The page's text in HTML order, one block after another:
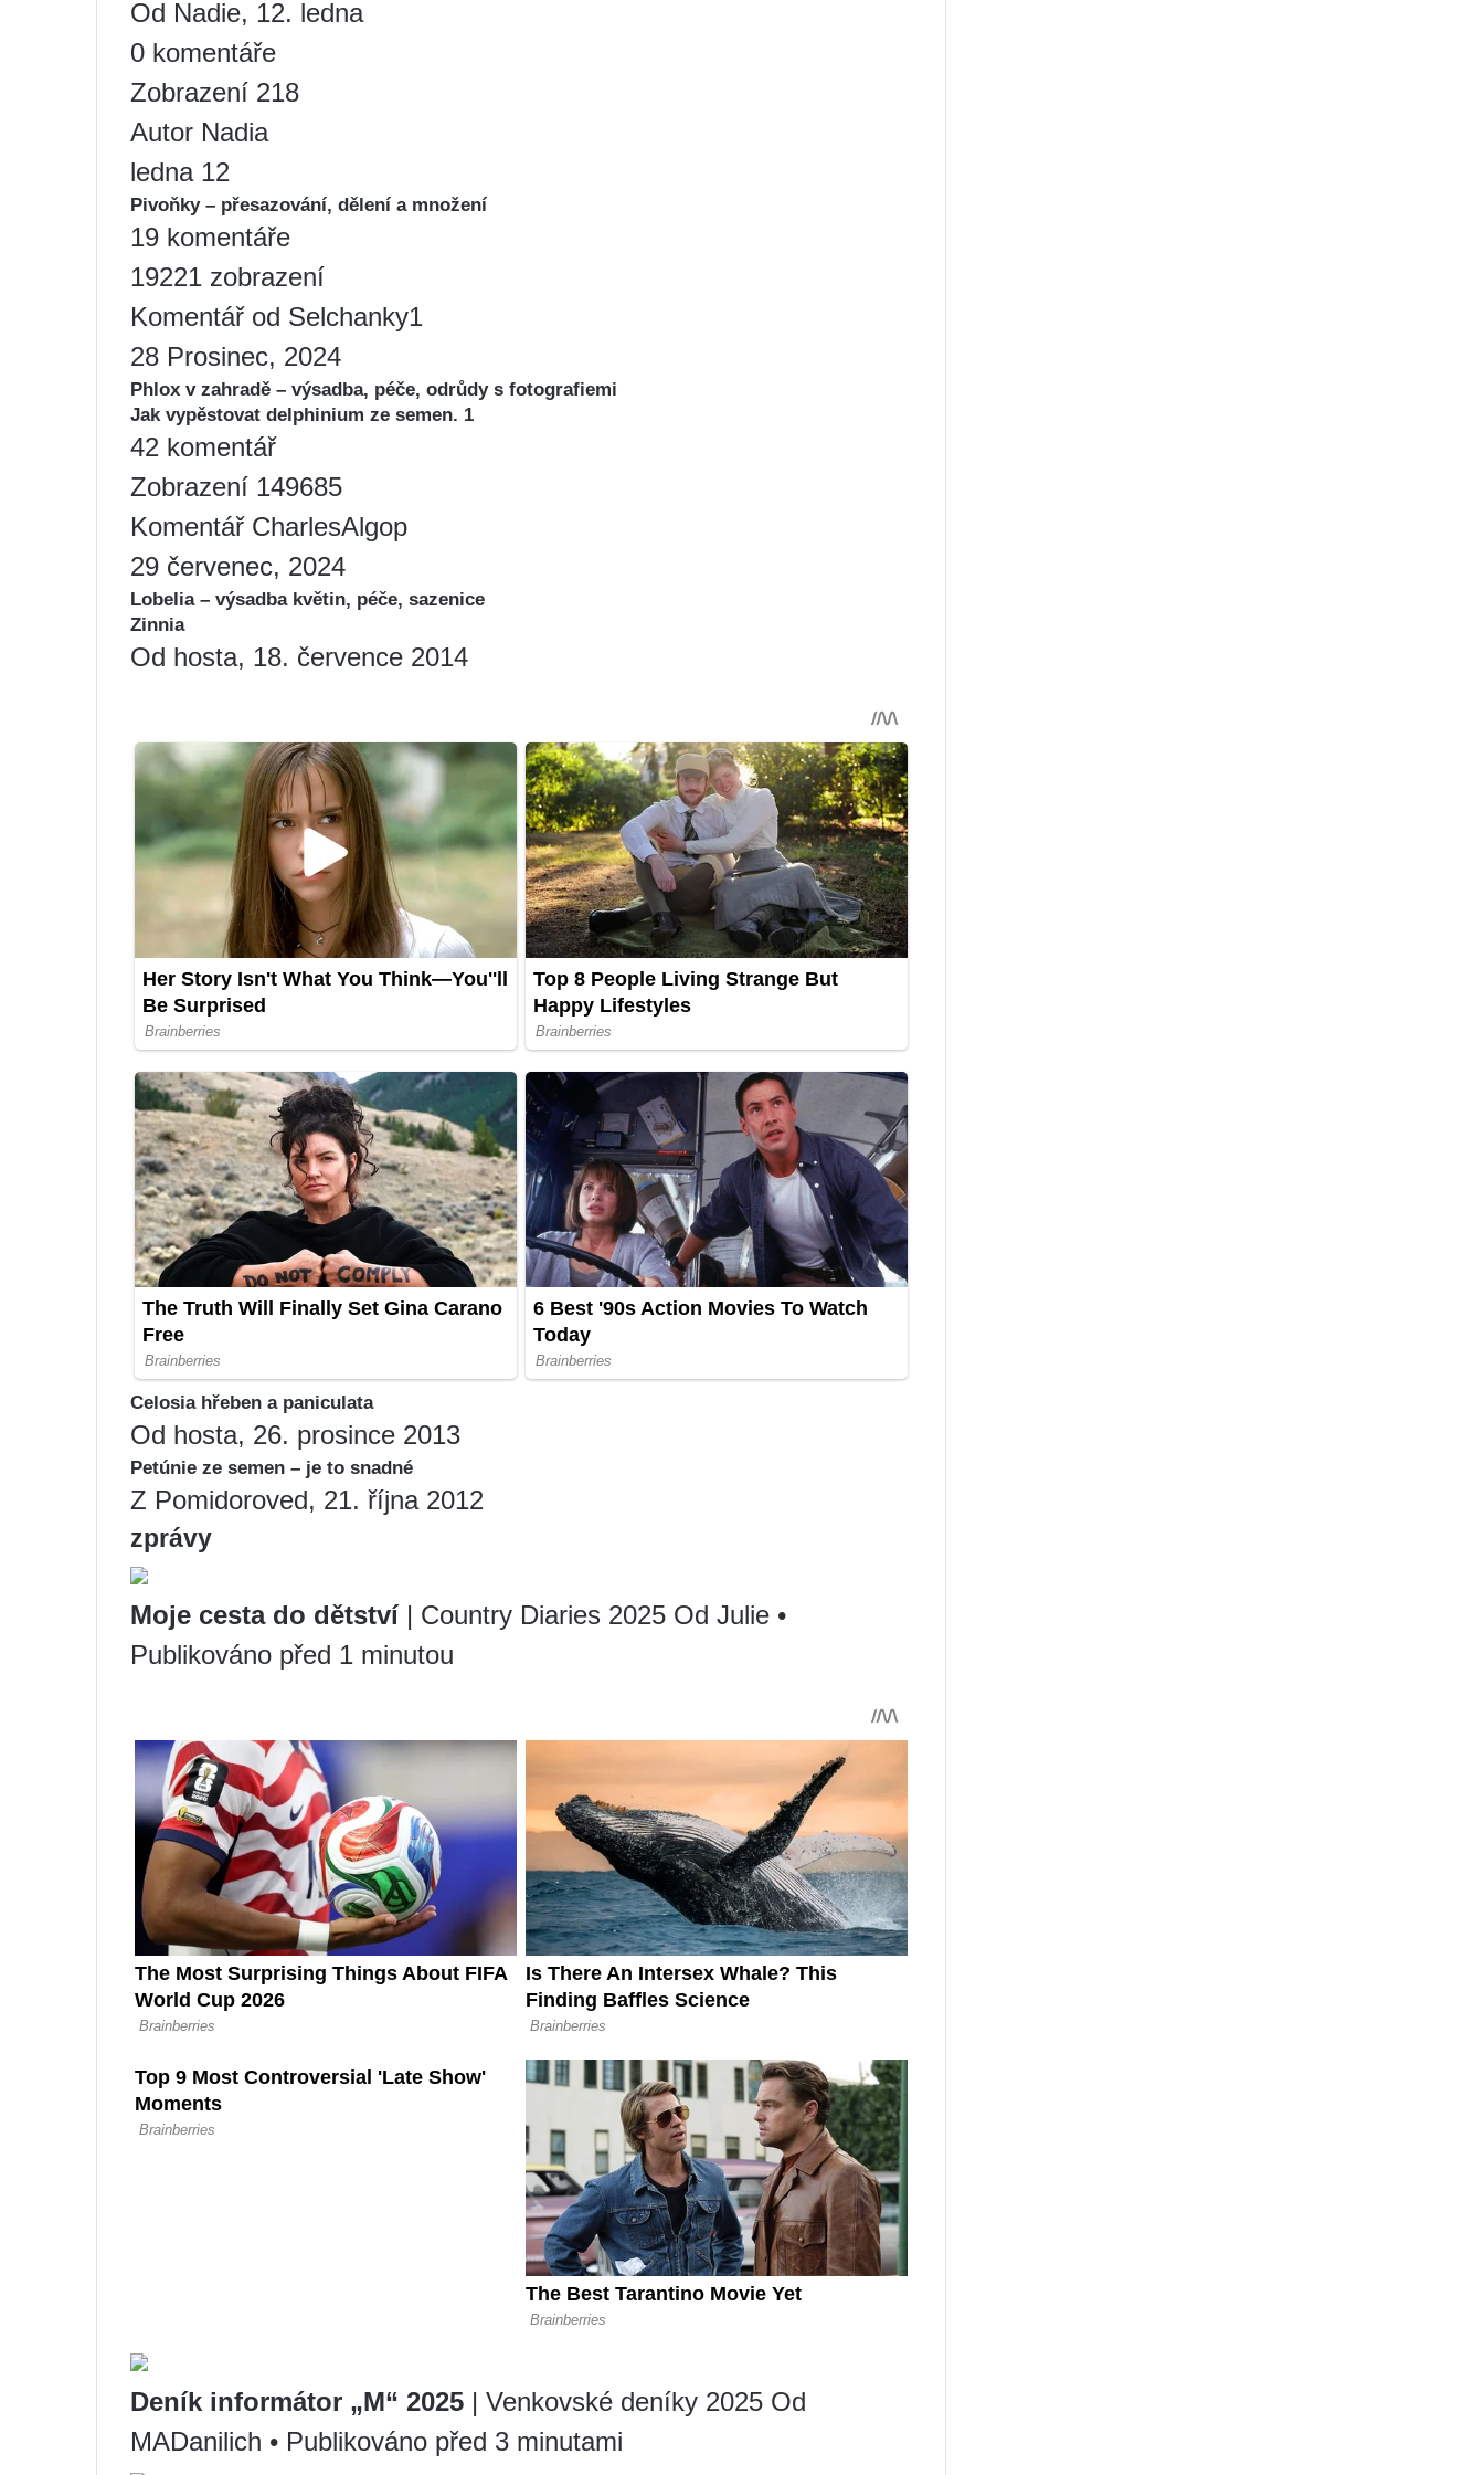
Od Nadie, 12. ledna
0 komentáře
Zobrazení 218
Autor Nadia
ledna 12
Pivoňky – přesazování, dělení a množení
19 komentáře
19221 zobrazení
Komentář od Selchanky1
28 Prosinec, 2024
Phlox v zahradě – výsadba, péče, odrůdy s fotografiemi
Jak vypěstovat delphinium ze semen. 1
42 komentář
Zobrazení 149685
Komentář CharlesAlgop
29 červenec, 2024
Lobelia – výsadba květin, péče, sazenice
Zinnia
Od hosta, 18. července 2014
Celosia hřeben a paniculata
Od hosta, 26. prosince 2013
Petúnie ze semen – je to snadné
Z Pomidoroved, 21. října 2012
zprávy
Moje cesta do dětství| Country Diaries 2025 Od Julie •
Publikováno před 1 minutou
Deník informátor „M“ 2025 | Venkovské deníky 2025 Od
MADanilich • Publikováno před 3 minutami